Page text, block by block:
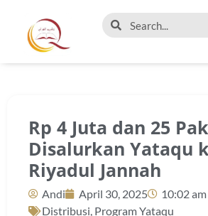
Rp 4 Juta dan 25
Disalurkan Yataqu
Riyadul Jannah
Andi April 30, 2025
10:02 am
Distribusi, Program Yataqu